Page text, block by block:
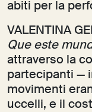
abiti per la
VALENTINA
Que este
attraverso la
partecipanti —
movimenti
uccelli, e il